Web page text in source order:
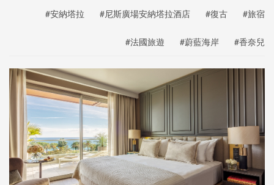
#安納塔拉 #尼斯廣場安納塔拉酒店 #復古 #旅宿
#法國旅遊 #蔚藍海岸 #香奈兒